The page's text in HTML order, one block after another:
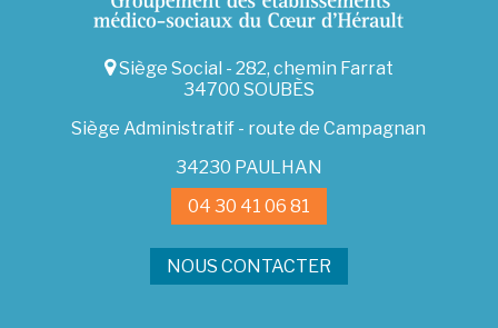
Siège Social - 282, chemin Farrat
34700 SOUBÈS
Siège Administratif - route de Campagnan
34230 PAULHAN
04 30 41 06 81
NOUS CONTACTER